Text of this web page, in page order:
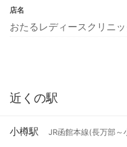
店名
おたるレディースクリニッ
近くの駅
小樽駅 JR函館本線(長万部～